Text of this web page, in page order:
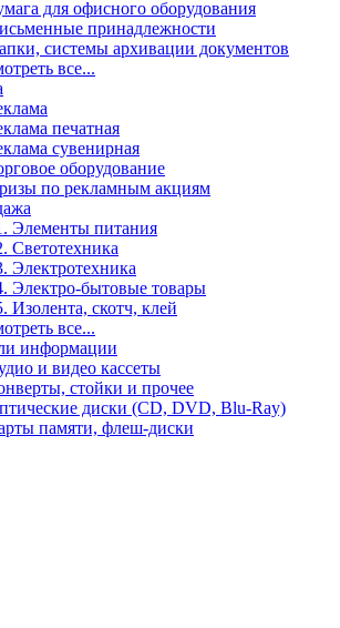
для офисного оборудования
принадлежности
системы архивации документов
все...
печатная
сувенирная
оборудование
по рекламным акциям
Элементы питания
Светотехника
Электротехника
Электро-бытовые товары
Изолента, скотч, клей
все...
информации
и видео кассеты
стойки и прочее
диски (CD, DVD, Blu-Ray)
памяти, флеш-диски